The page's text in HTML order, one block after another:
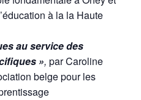
à la la Haute
au service des
», par Caroline
belge pour les